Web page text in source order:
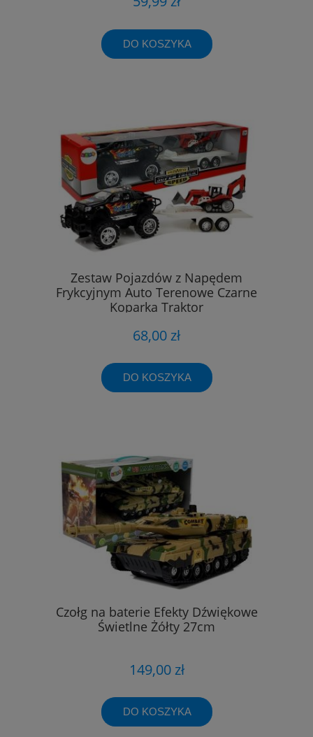
DO KOSZYKA
Zestaw Pojazdów z Napędem
Frykcyjnym Auto Terenowe Czarne
Koparka Traktor
68,00 zł
DO KOSZYKA
Czołg na baterie Efekty Dźwiękowe
Świetlne Żółty 27cm
149,00 zł
DO KOSZYKA